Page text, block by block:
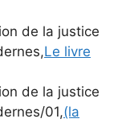
de la justice
Le livre
de la justice
01,(la